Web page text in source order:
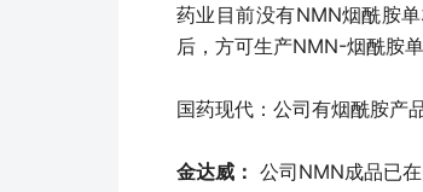
药业目前没有NMN烟酰胺
后，方可生产NMN-烟酰胺单
国药现代：公司有烟酰胺产
金达威： 公司NMN成品已